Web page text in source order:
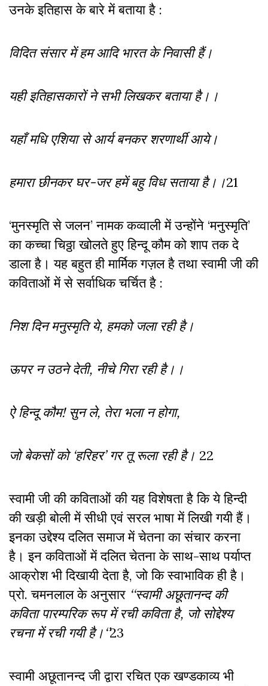
उनके इतिहास के बारे में बताया है :
विदित संसार में हम आदि भारत के निवासी हैं।
यही इतिहासकारों ने सभी लिखकर बताया है।।
यहाँ मधि एशिया से आर्य बनकर शरणार्थी आये।
हमारा छीनकर घर-जर हमें बहु विध सताया है।।21
‘मुनस्मृति से जलन’ नामक कव्वाली में उन्होंने ‘मनुस्मृति’
का कच्चा चिठ्ठा खोलते हुए हिन्दू कौम को शाप तक दे
डाला है। यह बहुत ही मार्मिक गज़ल है तथा स्वामी जी की
कविताओं में से सर्वाधिक चर्चित है :
निश दिन मनुस्मृति ये, हमको जला रही है।
ऊपर न उठने देती, नीचे गिरा रही है।।
ऐ हिन्दू कौम! सुन ले, तेरा भला न होगा,
जो बेकसों को ‘हरिहर’ गर तू रूला रही है। 22
स्वामी जी की कविताओं की यह विशेषता है कि ये हिन्दी
की खड़ी बोली में सीधी एवं सरल भाषा में लिखी गयी हैं।
इनका उद्देश्य दलित समाज में चेतना का संचार करना
है। इन कविताओं में दलित चेतना के साथ-साथ पर्याप्त
आक्रोश भी दिखायी देता है, जो कि स्वाभाविक ही है।
प्रो. चमनलाल के अनुसार ‘‘स्वामी अछूतानन्द की
कविता पारम्परिक रूप में रची कविता है, जो सोद्देश्य
रचना में रची गयी है।‘’23
स्वामी अछूतानन्द जी द्वारा रचित एक खण्डकाव्य भी